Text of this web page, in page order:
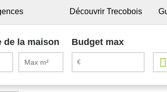
Découvrir Trecobois
de la maison Budget max